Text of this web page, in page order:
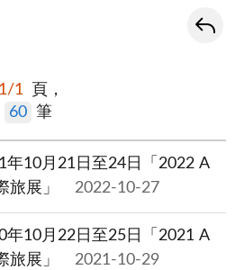
1/1
頁，
60 筆
年10月21日至24日「2022 A
旅展」
2022-10-27
年10月22日至25日「2021 A
旅展」
2021-10-29